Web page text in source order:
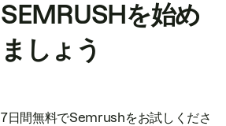
SEMRUSHを始め
ましょう
7日間無料でSemrushをお試しくださ